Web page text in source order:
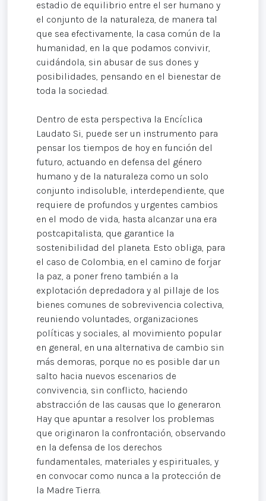
estadio de equilibrio entre el ser humano y
el conjunto de la naturaleza, de manera tal
que sea efectivamente, la casa común de la
humanidad, en la que podamos convivir,
cuidándola, sin abusar de sus dones y
posibilidades, pensando en el bienestar de
toda la sociedad.
Dentro de esta perspectiva la Encíclica
Laudato Si, puede ser un instrumento para
pensar los tiempos de hoy en función del
futuro, actuando en defensa del género
humano y de la naturaleza como un solo
conjunto indisoluble, interdependiente, que
requiere de profundos y urgentes cambios
en el modo de vida, hasta alcanzar una era
postcapitalista, que garantice la
sostenibilidad del planeta. Esto obliga, para
el caso de Colombia, en el camino de forjar
la paz, a poner freno también a la
explotación depredadora y al pillaje de los
bienes comunes de sobrevivencia colectiva,
reuniendo voluntades, organizaciones
políticas y sociales, al movimiento popular
en general, en una alternativa de cambio sin
más demoras, porque no es posible dar un
salto hacia nuevos escenarios de
convivencia, sin conflicto, haciendo
abstracción de las causas que lo generaron.
Hay que apuntar a resolver los problemas
que originaron la confrontación, observando
en la defensa de los derechos
fundamentales, materiales y espirituales, y
en convocar como nunca a la protección de
la Madre Tierra.